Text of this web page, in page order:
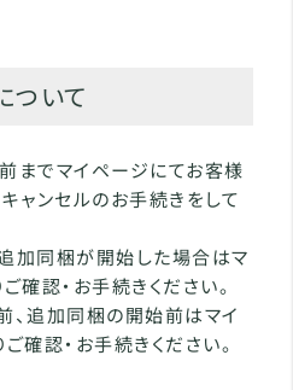
ついて
までマイページにてお客様
ャンセルのお手続きをして
加同梱が開始した場合はマ
確認・お手続きください。
追加同梱の開始前はマイ
確認・お手続きください。